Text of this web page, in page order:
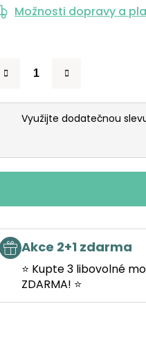
Možnosti dopravy a
Využijte dodatečnou
Akce 2+1 zdarma
⭐ Kupte 3 libovolné
ZDARMA! ⭐